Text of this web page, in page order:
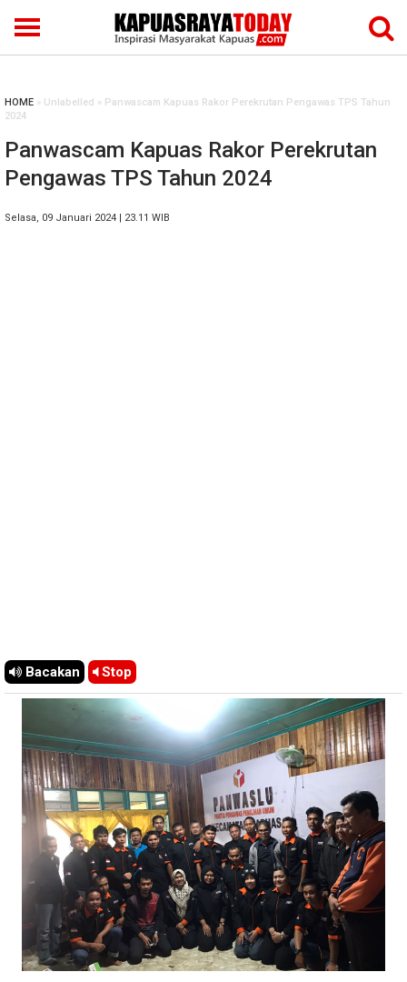
HOME » Unlabelled » Panwascam Kapuas Rakor Perekrutan Pengawas TPS Tahun
2024
Panwascam Kapuas Rakor Perekrutan
Pengawas TPS Tahun 2024
Selasa, 09 Januari 2024 | 23.11 WIB
Bacakan Stop